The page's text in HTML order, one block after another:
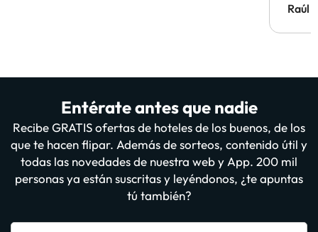
Hotel
Raúl
Entérate antes que nadie
Recibe GRATIS ofertas de hoteles de los buenos, de los
que te hacen flipar. Además de sorteos, contenido útil y
todas las novedades de nuestra web y App. 200 mil
personas ya están suscritas y leyéndonos, ¿te apuntas
tú también?